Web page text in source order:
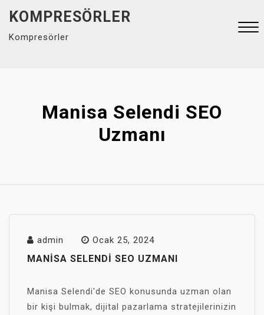
content
KOMPRESÖRLER
Kompresörler
Manisa Selendi SEO
Uzmanı
admin Ocak 25, 2024
MANISA SELENDI SEO UZMANI
Manisa Selendi'de SEO konusunda uzman olan
bir kişi bulmak, dijital pazarlama stratejilerinizin